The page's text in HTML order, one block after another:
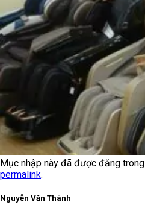
Mục nhập này đã được đăng trong
permalink.
Nguyễn Văn Thành